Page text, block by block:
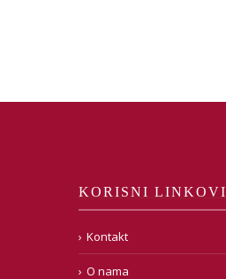
KORISNI LINKOVI
Kontakt
O nama